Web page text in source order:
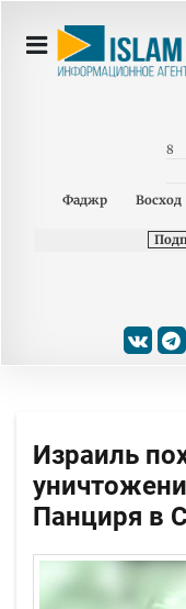
8
Фаджр
Восход
Израиль
Панциря в